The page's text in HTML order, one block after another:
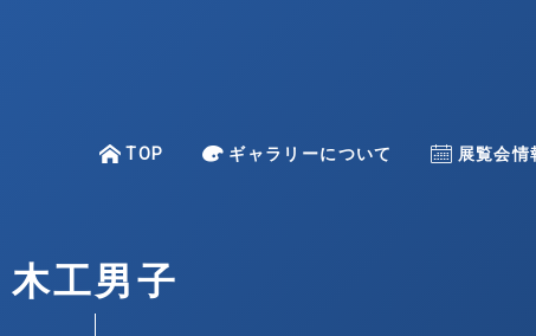
TOP
TOP ギャラリーについて
About 展覧会情
木工男子